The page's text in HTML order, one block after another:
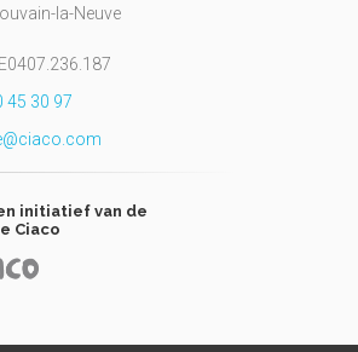
la-Neuve
45 30 97
initiatief van de
Ciaco